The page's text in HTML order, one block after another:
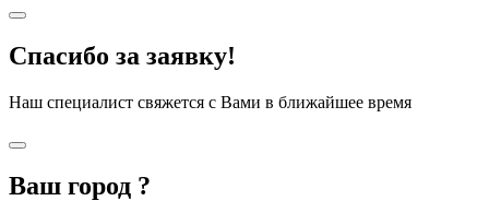
Спасибо за заявку!
Наш специалист свяжется с Вами в ближайшее время
Ваш город ?